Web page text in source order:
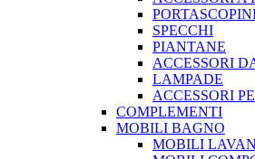
SPECCHI
PIANTANE
ACCESSORI
LAMPADE
ACCESSORI
COMPLEMENTI
MOBILI BAGNO
MOBILI